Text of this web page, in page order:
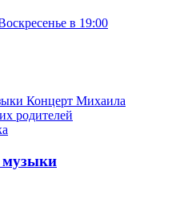
в 19:00
Концерт Михаила
родителей
музыки